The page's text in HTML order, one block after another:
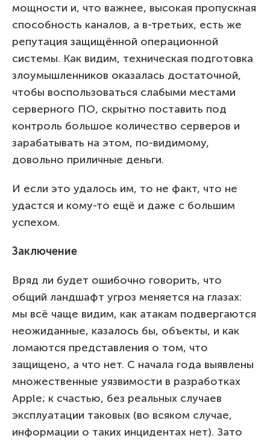
мощности и, что важнее, высокая пропускная
способность каналов, а в-третьих, есть же
репутация защищённой операционной
системы. Как видим, техническая подготовка
злоумышленников оказалась достаточной,
чтобы воспользоваться слабыми местами
серверного ПО, скрытно поставить под
контроль большое количество серверов и
зарабатывать на этом, по-видимому,
довольно приличные деньги.
И если это удалось им, то не факт, что не
удастся и кому-то ещё и даже с большим
успехом.
Заключение
Вряд ли будет ошибочно говорить, что
общий ландшафт угроз меняется на глазах:
мы всё чаще видим, как атакам подвергаются
неожиданные, казалось бы, объекты, и как
ломаются представления о том, что
защищено, а что нет. С начала года выявлены
множественные уязвимости в разработках
Apple; к счастью, без реальных случаев
эксплуатации таковых (во всяком случае,
информации о таких инцидентах нет). Зато